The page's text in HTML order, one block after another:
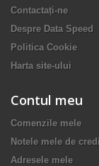
Contactați-ne
Despre Data Speed
Politica Cookie
Harta site-ului
Contul meu
Comenzile mele
Notele mele de
Adresele mele